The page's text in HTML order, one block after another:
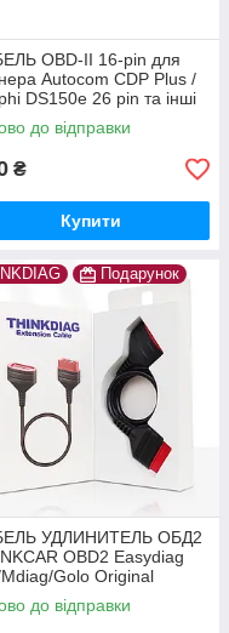
OBD-II 16-pin для
Autocom CDP Plus /
DS150e 26 pin та інші
до відправки
₴
Купити
Подарунок
УДЛИНИТЕЛЬ ОБД2
OBD2 Easydiag
Golo Original
до відправки